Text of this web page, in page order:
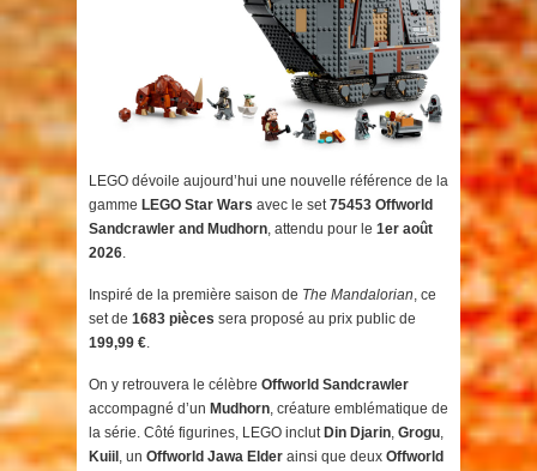
LEGO dévoile aujourd’hui une nouvelle référence de la
gamme LEGO Star Wars avec le set75453 Offworld
Sandcrawler and Mudhorn, attendu pour le 1er août
2026.
Inspiré de la première saison de The Mandalorian, ce
set de 1683 pièces sera proposé au prix public de
199,99 €.
On y retrouvera le célèbre Offworld Sandcrawler
accompagné d’un Mudhorn, créature emblématique de
la série. Côté figurines, LEGO inclut Din Djarin, Grogu,
Kuiil , un Offworld Jawa Elder ainsi que deux Offworld